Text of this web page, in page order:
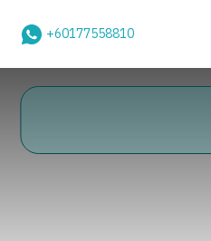
+60177558810